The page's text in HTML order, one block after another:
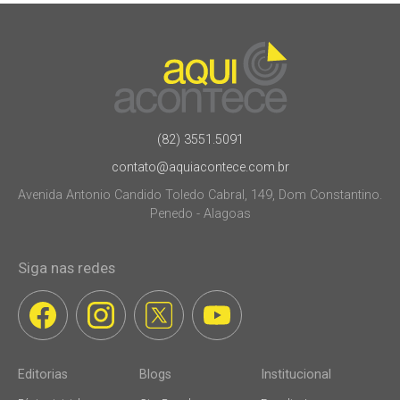
(82) 3551.5091
contato@aquiacontece.com.br
Avenida Antonio Candido Toledo Cabral, 149, Dom Constantino.
Penedo - Alagoas
Siga nas redes
Editorias Blogs Institucional